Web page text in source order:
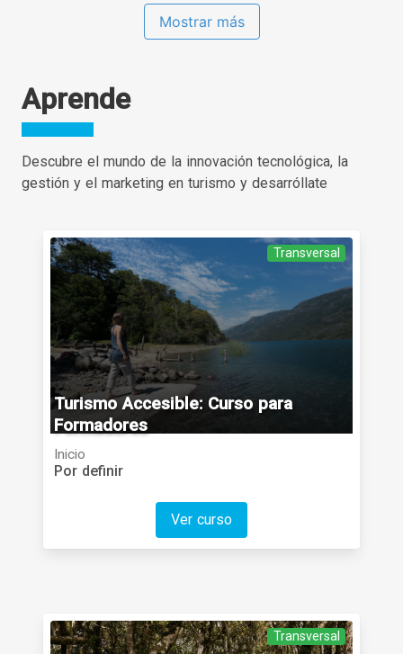
Mostrar más
Aprende
Descubre el mundo de la innovación tecnológica, la
gestión y el marketing en turismo y desarróllate
Turismo Accesible: Curso para
Formadores
Inicio
Por definir
Categoría
Transversal
Ver curso
Categoría
Transversal